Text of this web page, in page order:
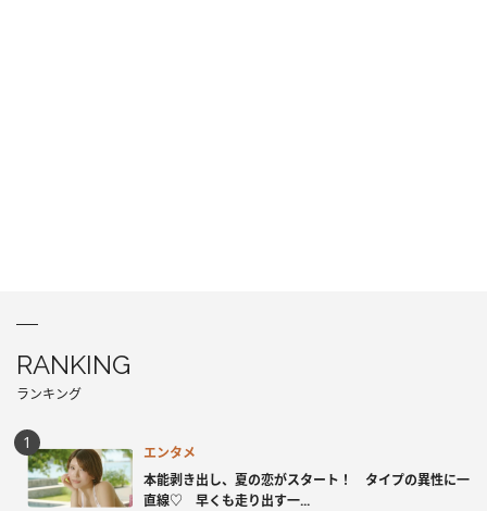
RANKING
ランキング
エンタメ
本能剥き出し、夏の恋がスタート！ タイプの異性に一
直線♡ 早くも走り出す一...